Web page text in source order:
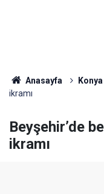
Anasayfa Konya
ikramı
Beyşehir’de
ikramı